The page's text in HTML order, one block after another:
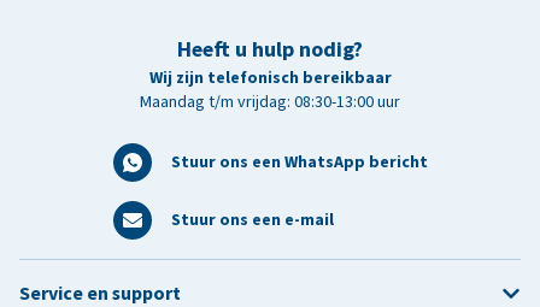
Heeft u hulp nodig?
Wij zijn telefonisch bereikbaar
Maandag t/m vrijdag: 08:30-13:00 uur
Stuur ons een WhatsApp bericht
Stuur ons een e-mail
Service en support